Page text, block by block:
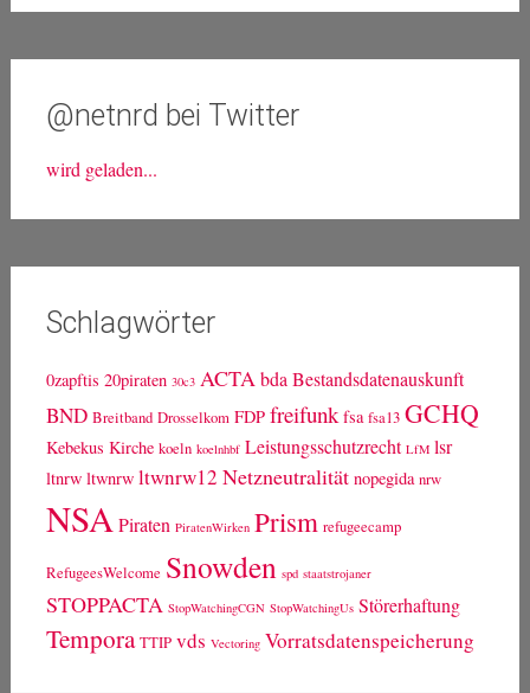
@netnrd bei Twitter
wird geladen...
Schlagwörter
0zapftis 20piraten 30c3 ACTAbdaBestandsdatenauskunft
BND Breitband Drosselkom FDP freifunk fsa fsa13 GCHQ
Kebekus Kirche koeln koelnhbf Leistungsschutzrecht LfM lsr
ltnrw ltwnrw ltwnrw12 Netzneutralität nopegida nrw
NSAPiraten PiratenWirken Prism refugeecamp
RefugeesWelcome Snowden spd staatstrojaner
STOPPACTA StopWatchingCGN StopWatchingUs Störerhaftung
Tempora TTIP vds Vectoring Vorratsdatenspeicherung